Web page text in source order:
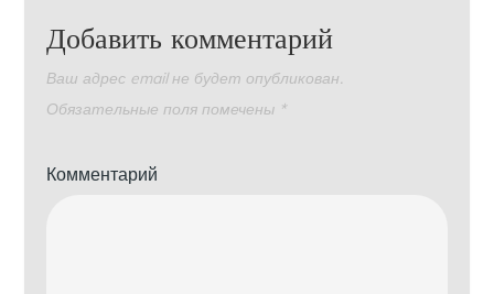
Добавить комментарий
Ваш адрес email не будет опубликован.
Обязательные поля помечены *
Комментарий